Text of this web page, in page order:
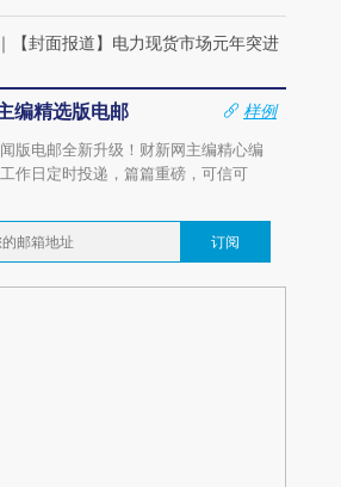
｜ 【封面报道】电力现货市场元年突进
编精选版电邮
样例
版电邮全新升级！财新网主编精心编
作日定时投递，篇篇重磅，可信可
订阅